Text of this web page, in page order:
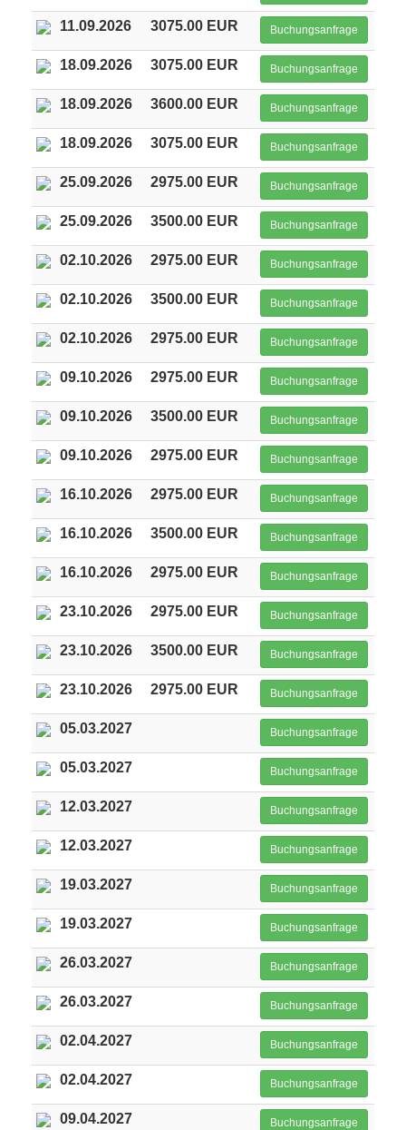
11.09.2026 3075.00 EUR Buchungsanfrage
18.09.2026 3075.00 EUR Buchungsanfrage
18.09.2026 3600.00 EUR Buchungsanfrage
18.09.2026 3075.00 EUR Buchungsanfrage
25.09.2026 2975.00 EUR Buchungsanfrage
25.09.2026 3500.00 EUR Buchungsanfrage
02.10.2026 2975.00 EUR Buchungsanfrage
02.10.2026 3500.00 EUR Buchungsanfrage
02.10.2026 2975.00 EUR Buchungsanfrage
09.10.2026 2975.00 EUR Buchungsanfrage
09.10.2026 3500.00 EUR Buchungsanfrage
09.10.2026 2975.00 EUR Buchungsanfrage
16.10.2026 2975.00 EUR Buchungsanfrage
16.10.2026 3500.00 EUR Buchungsanfrage
16.10.2026 2975.00 EUR Buchungsanfrage
23.10.2026 2975.00 EUR Buchungsanfrage
23.10.2026 3500.00 EUR Buchungsanfrage
23.10.2026 2975.00 EUR Buchungsanfrage
05.03.2027 Buchungsanfrage
05.03.2027 Buchungsanfrage
12.03.2027 Buchungsanfrage
12.03.2027 Buchungsanfrage
19.03.2027 Buchungsanfrage
19.03.2027 Buchungsanfrage
26.03.2027 Buchungsanfrage
26.03.2027 Buchungsanfrage
02.04.2027 Buchungsanfrage
02.04.2027 Buchungsanfrage
09.04.2027 Buchungsanfrage